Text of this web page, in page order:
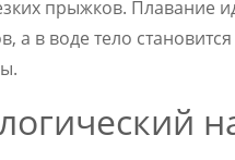
прыжков. Плавание
а в воде тело